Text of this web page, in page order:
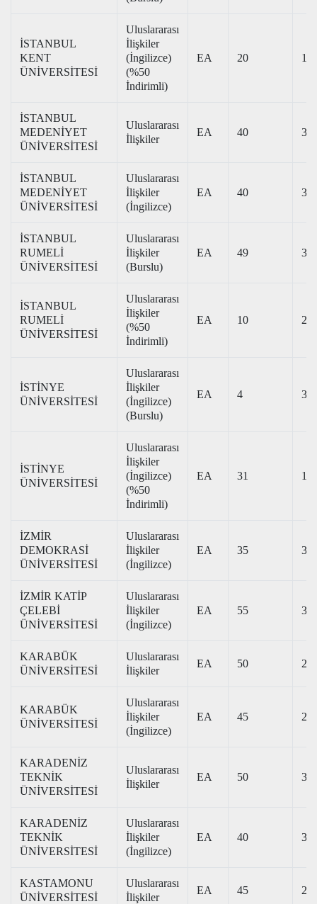
İSTANBUL
KENT
ÜNİVERSİTESİ
Uluslararası
İlişkiler
(İngilizce)
(%50
İndirimli)
EA 20
İSTANBUL
MEDENİYET
ÜNİVERSİTESİ
Uluslararası
İlişkiler
EA 40
İSTANBUL
MEDENİYET
ÜNİVERSİTESİ
Uluslararası
İlişkiler
(İngilizce)
EA 40
İSTANBUL
RUMELİ
ÜNİVERSİTESİ
Uluslararası
İlişkiler
(Burslu)
EA 49
İSTANBUL
RUMELİ
ÜNİVERSİTESİ
Uluslararası
İlişkiler
(%50
İndirimli)
EA 10
İSTİNYE
ÜNİVERSİTESİ
Uluslararası
İlişkiler
(İngilizce)
(Burslu)
EA 4
İSTİNYE
ÜNİVERSİTESİ
Uluslararası
İlişkiler
(İngilizce)
(%50
İndirimli)
EA 31
İZMİR
DEMOKRASİ
ÜNİVERSİTESİ
Uluslararası
İlişkiler
(İngilizce)
EA 35
İZMİR KATİP
ÇELEBİ
ÜNİVERSİTESİ
Uluslararası
İlişkiler
(İngilizce)
EA 55
KARABÜK
ÜNİVERSİTESİ
Uluslararası
İlişkiler
EA 50
KARABÜK
ÜNİVERSİTESİ
Uluslararası
İlişkiler
(İngilizce)
EA 45
KARADENİZ
TEKNİK
ÜNİVERSİTESİ
Uluslararası
İlişkiler
EA 50
KARADENİZ
TEKNİK
ÜNİVERSİTESİ
Uluslararası
İlişkiler
(İngilizce)
EA 40
KASTAMONU
ÜNİVERSİTESİ
Uluslararası
İlişkiler
EA 45